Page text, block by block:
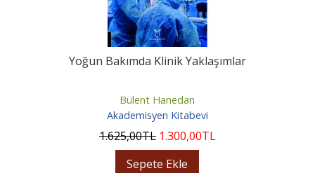
Yoğun Bakımda Klinik Yaklaşımlar
Bülent Hanedan
Akademisyen Kitabevi
1.625,00TL 1.300,00TL
Sepete Ekle